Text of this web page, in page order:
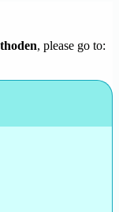
, please go to: